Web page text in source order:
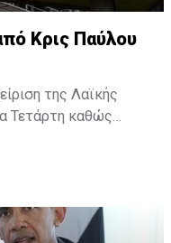
Κρις Παύλου
της Λαϊκής
Τετάρτη καθώς
ο κ. Παύλου
όπου αναμένεται να